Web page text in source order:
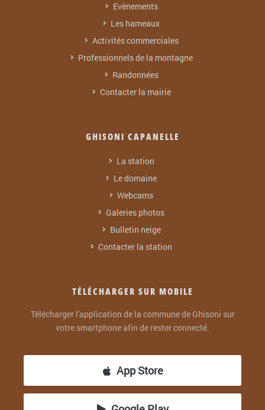
Evènements
Les hameaux
Activités commerciales
Professionnels de la montagne
Randonnées
Contacter la mairie
GHISONI CAPANELLE
La station
Le domaine
Webcams
Galeries photos
Bulletin neige
Contacter la station
TÉLÉCHARGER SUR MOBILE
Télécharger l'application de la commune de Ghisoni sur
votre smartphone afin de rester connecté.
App Store